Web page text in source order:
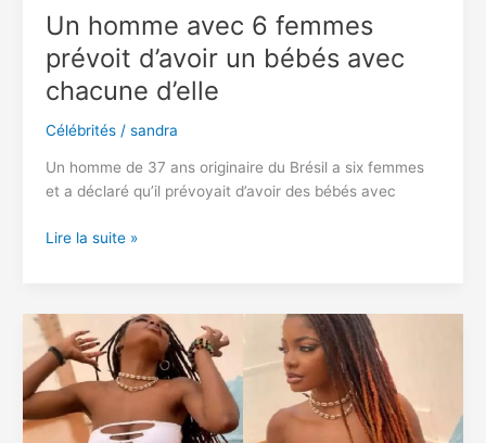
Un homme avec 6 femmes
prévoit d’avoir un bébés avec
chacune d’elle
Célébrités/ sandra
Un homme de 37 ans originaire du Brésil a six femmes
et a déclaré qu’il prévoyait d’avoir des bébés avec
Un
femmes
prévoit
d’avoir
un
bébés
Lire la suite »